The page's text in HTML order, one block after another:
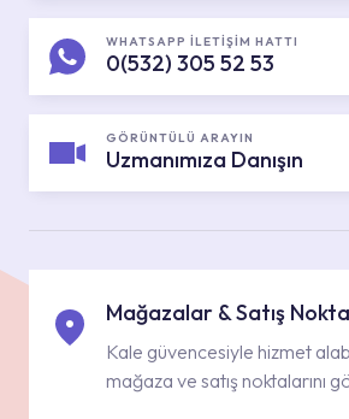
WHATSAPP İLETİŞİM HATTI
0(532) 305 52 53
GÖRÜNTÜLÜ ARAYIN
Uzmanımıza Danışın
Mağazalar & Satış
Kale güvencesiyle hizmet
mağaza ve satış noktalarını